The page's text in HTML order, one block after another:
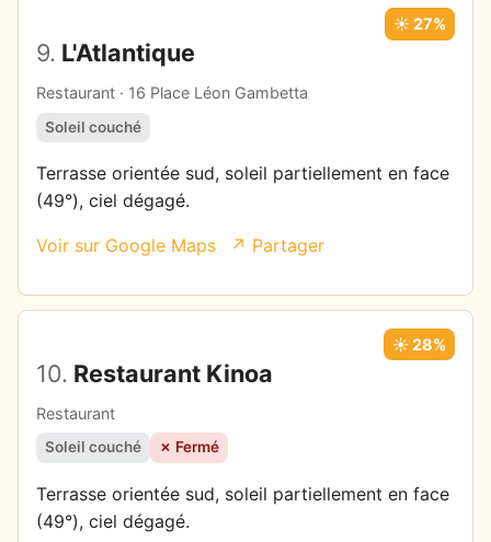
9. L'Atlantique
Restaurant · 16 Place Léon Gambetta
☀️ 27%
Soleil couché
Terrasse orientée sud, soleil partiellement en face
(49°), ciel dégagé.
Voir sur Google Maps ↗ Partager
10. Restaurant Kinoa
Restaurant
☀️ 28%
Soleil couché ✗ Fermé
Terrasse orientée sud, soleil partiellement en face
(49°), ciel dégagé.